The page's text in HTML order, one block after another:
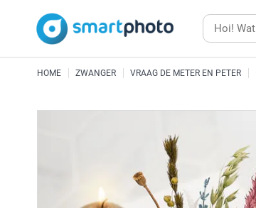
HOME ZWANGER VRAAG DE METER EN PETER